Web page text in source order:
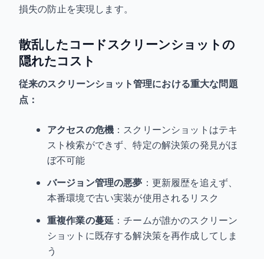
損失の防止を実現します。
散乱したコードスクリーンショットの
隠れたコスト
従来のスクリーンショット管理における重大な問題
点：
アクセスの危機 ：スクリーンショットはテキ
スト検索ができず、特定の解決策の発見がほ
ぼ不可能
バージョン管理の悪夢 ：更新履歴を追えず、
本番環境で古い実装が使用されるリスク
重複作業の蔓延 ：チームが誰かのスクリーン
ショットに既存する解決策を再作成してしま
う